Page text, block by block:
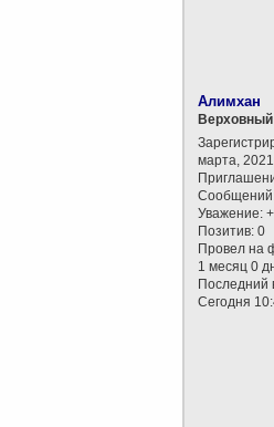
Алимхан
Верховный
марта,
Уважение:
Позитив: 0
Провел на
1 месяц 0
Последний
Сегодня